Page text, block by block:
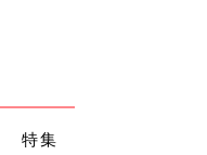
松柏類は、黒松や真柏など
す。
特集